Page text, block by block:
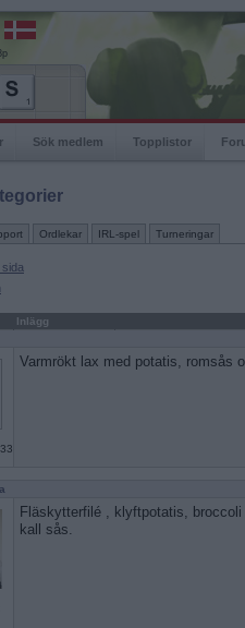
Sök medlem Topplistor
Ordlekar IRL-spel Turneringar
Inlägg
Varmrökt lax med potatis, romsås
Fläskytterfilé , klyftpotatis,
kall sås.